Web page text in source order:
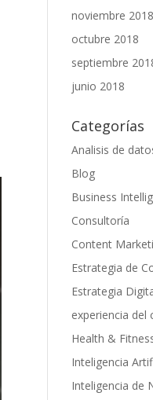
noviembre 2018
octubre 2018
septiembre
junio 2018
Categorías
Analisis de
Blog
Business
Consultoría
Content
Estrategia de
Estrategia
experiencia del
Health &
Inteligencia
Inteligencia de